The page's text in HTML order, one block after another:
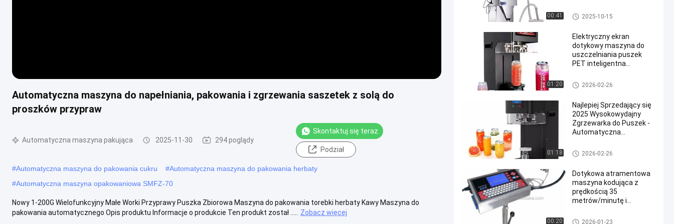
Automatyczna maszyna do napełniania, pakowania i zgrzewania saszetek z solą do
proszków przypraw
Automatyczna maszyna pakująca 2025-11-30 294 poglądy
Skontaktuj się teraz
Podział
#Automatyczna maszyna do pakowania cukru #Automatyczna maszyna do pakowania herbaty
#Automatyczna maszyna opakowaniowa SMFZ-70
Nowy 1-200G Wielofunkcyjny Małe Worki Przyprawy Puszka Zbiorowa Maszyna do pakowania torebki herbaty Kawy Maszyna do
pakowania automatycznego Opis produktu Informacje o produkcie Ten produkt został .....
Zobacz więcej
00:41
Ważenie i pakowanie dla
towarów spożywczych
Automatyczna maszyna paku
jąca
2025-10-15
01:20
Elektryczny ekran
dotykowy maszyna do
uszczelniania puszek
PET inteligentna
uszczelniania puszek
soku sodowego dla
i napojów
Automatyczna maszyna paku
jąca
2026-02-26
01:18
Najlepiej Sprzedający się
2025 Wysokowydajny
Zgrzewarka do Puszek -
Automatyczna
Plastikowych/Metalowych
do Bubble Tea, Soków i
Automatyczna maszyna pakuj
ąca
2026-02-26
00:20
Dotykowa atramentowa
maszyna kodująca z
prędkością 35
metrów/minutę i
natryskową do
Automatyczna maszyna paku
2026-01-23